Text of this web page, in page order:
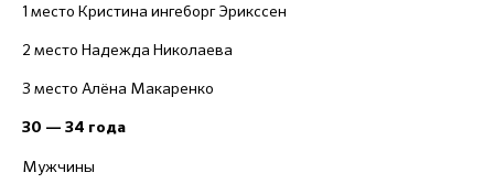
1 место Кристина ингеборг Эрикссен
2 место Надежда Николаева
3 место Алёна Макаренко
30 — 34 года
Мужчины